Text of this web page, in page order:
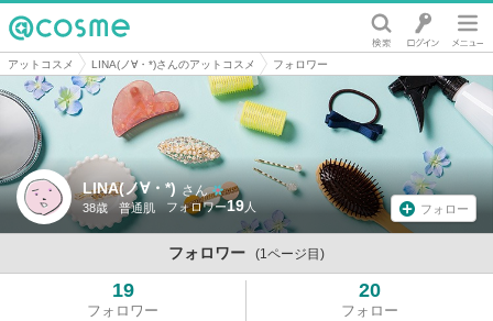
@cosme
アットコスメ LINA(ノ∀・*)さんのアットコスメ フォロワー
LINA(ノ∀・*) さん
38歳 普通肌 19 フォロー
フォロワー (1ページ目)
19
フォロワー
20
フォロー